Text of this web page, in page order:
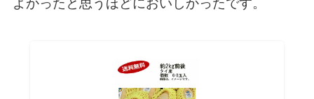
よかったと思うほどにおいしかったです。